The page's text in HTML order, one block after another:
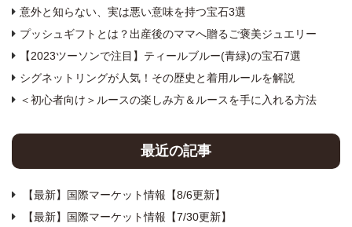
意外と知らない、実は悪い意味を持つ宝石3選
プッシュギフトとは？出産後のママへ贈るご褒美ジュエリー
【2023ツーソンで注目】ティールブルー(青緑)の宝石7選
シグネットリングが人気！その歴史と着用ルールを解説
＜初心者向け＞ルースの楽しみ方＆ルースを手に入れる方法
最近の記事
【最新】国際マーケット情報【8/6更新】
【最新】国際マーケット情報【7/30更新】